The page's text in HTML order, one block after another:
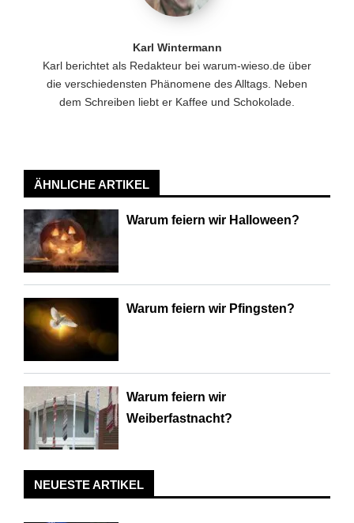
Karl Wintermann
Karl berichtet als Redakteur bei warum-wieso.de über
die verschiedensten Phänomene des Alltags. Neben
dem Schreiben liebt er Kaffee und Schokolade.
ÄHNLICHE ARTIKEL
Warum feiern wir Halloween?
Warum feiern wir Pfingsten?
Warum feiern wir
Weiberfastnacht?
NEUESTE ARTIKEL